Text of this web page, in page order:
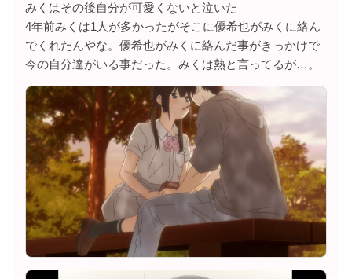
みくはその後自分が可愛くないと泣いた
4年前みくは1人が多かったがそこに優希也がみくに絡ん
でくれたんやな。優希也がみくに絡んだ事がきっかけで
今の自分達がいる事だった。みくは熱と言ってるが…。